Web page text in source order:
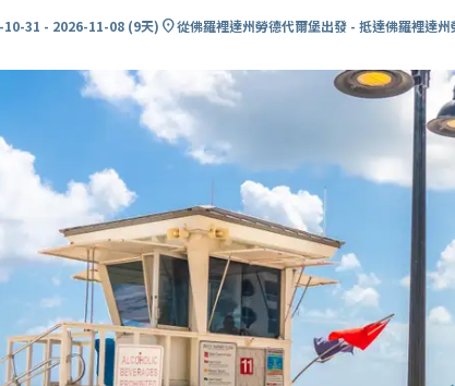
10-31 - 2026-11-08 (9天) location_on從佛羅裡達州勞德代爾堡出發 - 抵達佛羅裡達州